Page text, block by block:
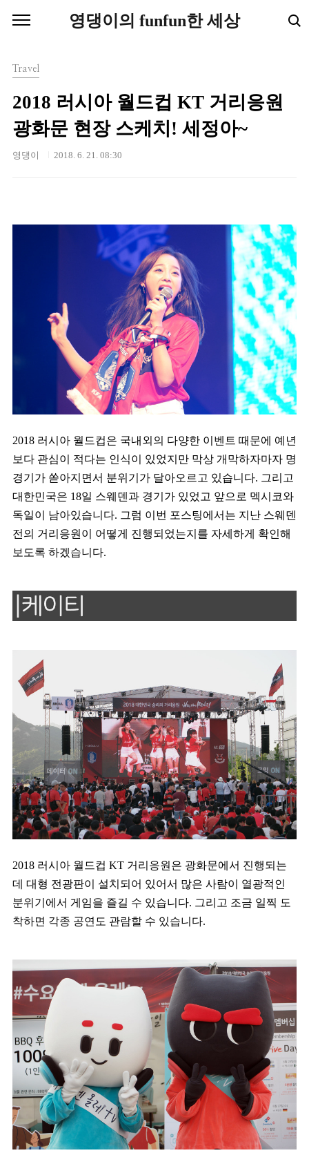
영댕이의 funfun한 세상
Travel
2018 러시아 월드컵 KT 거리응원
광화문 현장 스케치! 세정아~
영댕이 2018. 6. 21. 08:30
2018 러시아 월드컵은 국내외의 다양한 이벤트 때문에 예년
보다 관심이 적다는 인식이 있었지만 막상 개막하자마자 명
경기가 쏟아지면서 분위기가 달아오르고 있습니다. 그리고
대한민국은 18일 스웨덴과 경기가 있었고 앞으로 멕시코와
독일이 남아있습니다. 그럼 이번 포스팅에서는 지난 스웨덴
전의 거리응원이 어떻게 진행되었는지를 자세하게 확인해
보도록 하겠습니다.
2018 러시아 월드컵 KT 거리응원은 광화문에서 진행되는
데 대형 전광판이 설치되어 있어서 많은 사람이 열광적인
분위기에서 게임을 즐길 수 있습니다. 그리고 조금 일찍 도
착하면 각종 공연도 관람할 수 있습니다.